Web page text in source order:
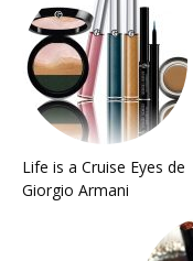
Life is a Cruise Eyes de
Giorgio Armani